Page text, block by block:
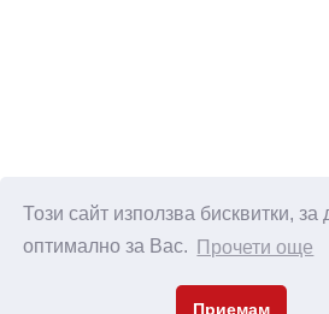
Този сайт използва бисквитки, за
оптимално за Вас.
Прочети още
Приемам